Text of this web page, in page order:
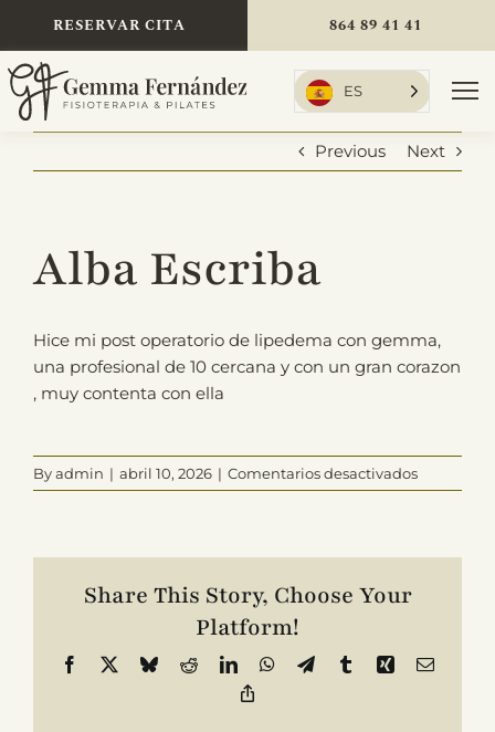
content
RESERVAR CITA 864 89 41 41
ES
Sobre mí
Tarifas
Previous Next
Alba Escriba
Hice mi post operatorio de lipedema con gemma,
una profesional de 10 cercana y con un gran corazon
, muy contenta con ella
Byadmin | abril 10, 2026 | Comentarios desactivadosen
Alba
Share This Story, Choose Your
Platform!
Facebook BlueskyRedditLinkedInWhatsApp
TelegramTumblrXing Email